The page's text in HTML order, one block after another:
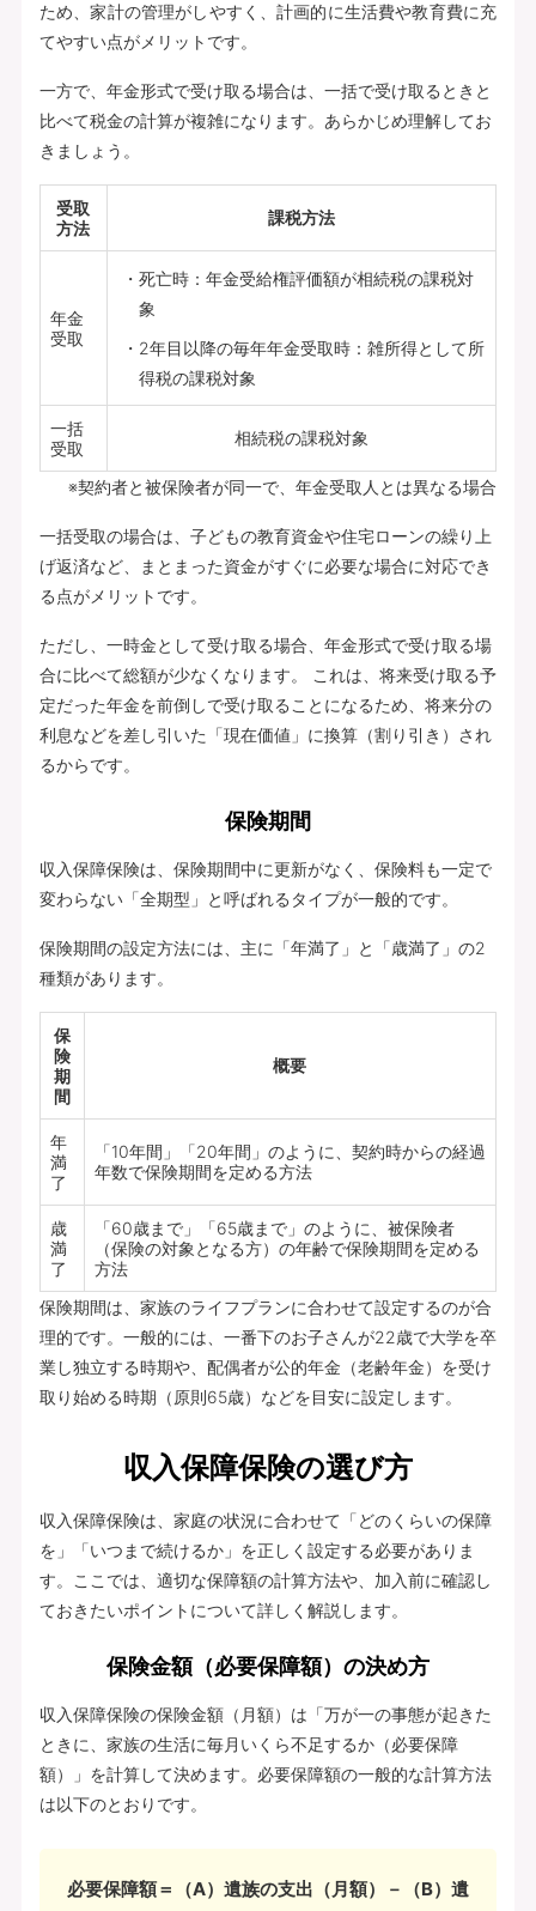
ため、家計の管理がしやすく、計画的に生活費や教育費に充
てやすい点がメリットです。
一方で、年金形式で受け取る場合は、一括で受け取るときと
比べて税金の計算が複雑になります。あらかじめ理解してお
きましょう。
受取
方法
課税方法
年金
受取
死亡時：年金受給権評価額が相続税の課税対
象
2年目以降の毎年年金受取時：雑所得として所
得税の課税対象
一括
受取
相続税の課税対象
※契約者と被保険者が同一で、年金受取人とは異なる場合
一括受取の場合は、子どもの教育資金や住宅ローンの繰り上
げ返済など、まとまった資金がすぐに必要な場合に対応でき
る点がメリットです。
ただし、一時金として受け取る場合、年金形式で受け取る場
合に比べて総額が少なくなります。 これは、将来受け取る予
定だった年金を前倒しで受け取ることになるため、将来分の
利息などを差し引いた「現在価値」に換算（割り引き）され
るからです。
保険期間
収入保障保険は、保険期間中に更新がなく、保険料も一定で
変わらない「全期型」と呼ばれるタイプが一般的です。
保険期間の設定方法には、主に「年満了」と「歳満了」の2
種類があります。
保
険
期
間
概要
年
満
了
「10年間」「20年間」のように、契約時からの経過
年数で保険期間を定める方法
歳
満
了
「60歳まで」「65歳まで」のように、被保険者
（保険の対象となる方）の年齢で保険期間を定める
方法
保険期間は、家族のライフプランに合わせて設定するのが合
理的です。一般的には、一番下のお子さんが22歳で大学を卒
業し独立する時期や、配偶者が公的年金（老齢年金）を受け
取り始める時期（原則65歳）などを目安に設定します。
収入保障保険の選び方
収入保障保険は、家庭の状況に合わせて「どのくらいの保障
を」「いつまで続けるか」を正しく設定する必要がありま
す。ここでは、適切な保障額の計算方法や、加入前に確認し
ておきたいポイントについて詳しく解説します。
保険金額（必要保障額）の決め方
収入保障保険の保険金額（月額）は「万が一の事態が起きた
ときに、家族の生活に毎月いくら不足するか（必要保障
額）」を計算して決めます。必要保障額の一般的な計算方法
は以下のとおりです。
必要保障額＝（A）遺族の支出（月額）－（B）遺